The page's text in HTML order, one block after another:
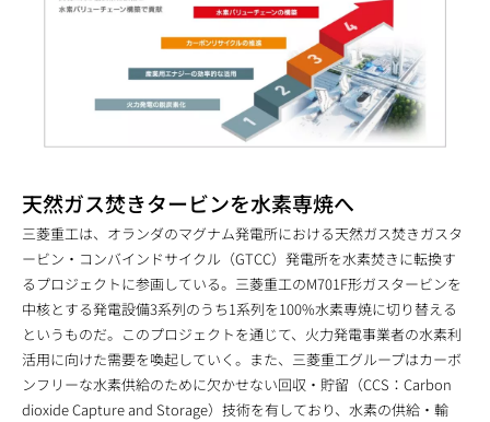
天然ガス焚きタービンを水素専焼へ
三菱重工は、オランダのマグナム発電所における天然ガス焚きガスタ
ービン・コンバインドサイクル（GTCC）発電所を水素焚きに転換す
るプロジェクトに参画している。三菱重工のM701F形ガスタービンを
中核とする発電設備3系列のうち1系列を100%水素専焼に切り替える
というものだ。このプロジェクトを通じて、火力発電事業者の水素利
活用に向けた需要を喚起していく。また、三菱重工グループはカーボ
ンフリーな水素供給のために欠かせない回収・貯留（CCS：Carbon
dioxide Capture and Storage）技術を有しており、水素の供給・輸